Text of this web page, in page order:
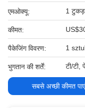
एमओक्यू: 1
कीमत:
पैकेजिंग विवरण: 1
भुगतान की शर्तें: टी/टी,
सबसे अच्छी कीमत पाएं